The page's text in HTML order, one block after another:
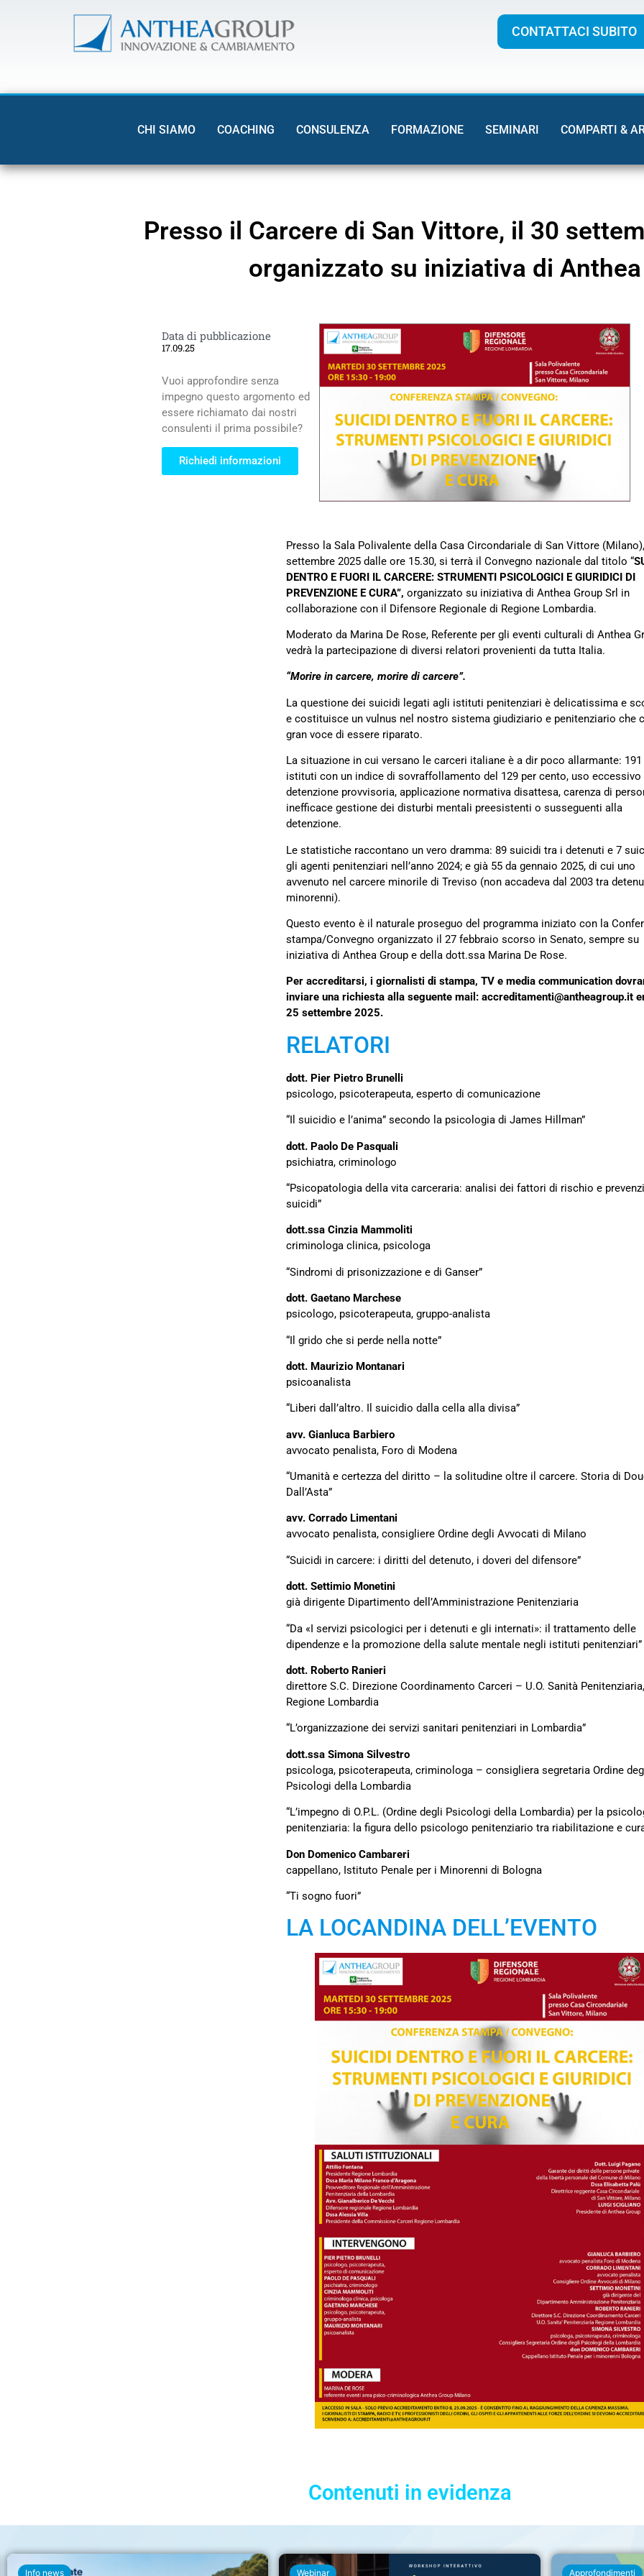
CONTATTACI SUBITO
CHI SIAMO COACHING CONSULENZA FORMAZIONE SEMINARI COMPARTI &
Presso il Carcere di San Vittore, il 30
organizzato su iniziativa di
Data di pubblicazione
17.09.25
Vuoi approfondire senza
impegno questo argomento ed
essere richiamato dai nostri
consulenti il prima possibile?
Richiedi informazioni
Presso la Sala Polivalente della Casa Circondariale di San Vittore
settembre 2025 dalle ore 15.30, si terrà il Convegno nazionale dal titolo “
DENTRO E FUORI IL CARCERE: STRUMENTI PSICOLOGICI E GIURIDICI DI
PREVENZIONE E CURA”, organizzato su iniziativa di Anthea Group Srl in
collaborazione con il Difensore Regionale di Regione Lombardia.
Moderato da Marina De Rose, Referente per gli eventi culturali di Anthea
vedrà la partecipazione di diversi relatori provenienti da tutta Italia.
“Morire in carcere, morire di carcere”.
La questione dei suicidi legati agli istituti penitenziari è delicatissima e
e costituisce un vulnus nel nostro sistema giudiziario e penitenziario che
gran voce di essere riparato.
La situazione in cui versano le carceri italiane è a dir poco allarmante: 191
istituti con un indice di sovraffollamento del 129 per cento, uso eccessivo
detenzione provvisoria, applicazione normativa disattesa, carenza di
inefficace gestione dei disturbi mentali preesistenti o susseguenti alla
detenzione.
Le statistiche raccontano un vero dramma: 89 suicidi tra i detenuti e 7
gli agenti penitenziari nell’anno 2024; e già 55 da gennaio 2025, di cui uno
avvenuto nel carcere minorile di Treviso (non accadeva dal 2003 tra
minorenni).
Questo evento è il naturale proseguo del programma iniziato con la
stampa/Convegno organizzato il 27 febbraio scorso in Senato, sempre su
iniziativa di Anthea Group e della dott.ssa Marina De Rose.
Per accreditarsi, i giornalisti di stampa, TV e media communication
inviare una richiesta alla seguente mail: accreditamenti@antheagroup.it
25 settembre 2025.
RELATORI
dott. Pier Pietro Brunelli
psicologo, psicoterapeuta, esperto di comunicazione
“Il suicidio e l’anima” secondo la psicologia di James Hillman”
dott. Paolo De Pasquali
psichiatra, criminologo
“Psicopatologia della vita carceraria: analisi dei fattori di rischio e
suicidi”
dott.ssa Cinzia Mammoliti
criminologa clinica, psicologa
“Sindromi di prisonizzazione e di Ganser”
dott. Gaetano Marchese
psicologo, psicoterapeuta, gruppo-analista
“Il grido che si perde nella notte”
dott. Maurizio Montanari
psicoanalista
“Liberi dall’altro. Il suicidio dalla cella alla divisa”
avv. Gianluca Barbiero
avvocato penalista, Foro di Modena
“Umanità e certezza del diritto – la solitudine oltre il carcere. Storia di
Dall’Asta”
avv. Corrado Limentani
avvocato penalista, consigliere Ordine degli Avvocati di Milano
“Suicidi in carcere: i diritti del detenuto, i doveri del difensore”
dott. Settimio Monetini
già dirigente Dipartimento dell’Amministrazione Penitenziaria
“Da «I servizi psicologici per i detenuti e gli internati»: il trattamento delle
dipendenze e la promozione della salute mentale negli istituti penitenziari”
dott. Roberto Ranieri
direttore S.C. Direzione Coordinamento Carceri – U.O. Sanità Penitenziaria,
Regione Lombardia
“L’organizzazione dei servizi sanitari penitenziari in Lombardia”
dott.ssa Simona Silvestro
psicologa, psicoterapeuta, criminologa – consigliera segretaria Ordine
Psicologi della Lombardia
“L’impegno di O.P.L. (Ordine degli Psicologi della Lombardia) per la
penitenziaria: la figura dello psicologo penitenziario tra riabilitazione e
Don Domenico Cambareri
cappellano, Istituto Penale per i Minorenni di Bologna
“Ti sogno fuori”
LA LOCANDINA DELL’EVENTO
Contenuti in evidenza
Info news Webinar Approfondimenti